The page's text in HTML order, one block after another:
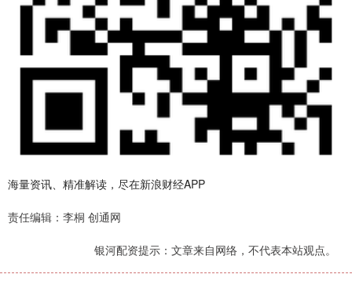
海量资讯、精准解读，尽在新浪财经APP
责任编辑：李桐 创通网
银河配资提示：文章来自网络，不代表本站观点。